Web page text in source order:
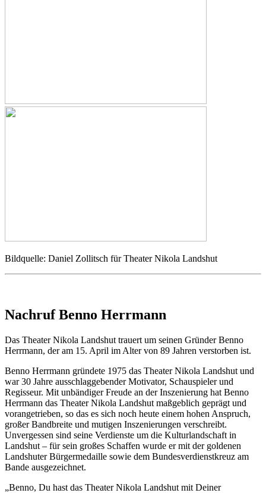
Bildquelle: Daniel Zollitsch für Theater Nikola Landshut
Nachruf Benno Herrmann
Das Theater Nikola Landshut trauert um seinen Gründer Benno
Herrmann, der am 15. April im Alter von 89 Jahren verstorben ist.
Benno Herrmann gründete 1975 das Theater Nikola Landshut und
war 30 Jahre ausschlaggebender Motivator, Schauspieler und
Regisseur. Mit unbändiger Freude an der Inszenierung hat Benno
Herrmann das Theater Nikola Landshut maßgeblich geprägt und
vorangetrieben, so das es sich noch heute einem hohen Anspruch,
großer Bandbreite und mutigen Inszenierungen verschreibt.
Unvergessen sind seine Verdienste um die Kulturlandschaft in
Landshut – für sein großes Schaffen wurde er mit der goldenen
Landshuter Bürgermedaille sowie dem Bundesverdienstkreuz am
Bande ausgezeichnet.
„Benno, Du hast das Theater Nikola Landshut mit Deiner